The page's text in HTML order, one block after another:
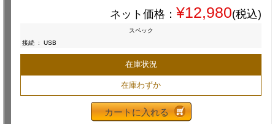
ネット価格： ¥12,980(税込)
スペック
接続 : USB
在庫状況
在庫わずか
カートに入れる